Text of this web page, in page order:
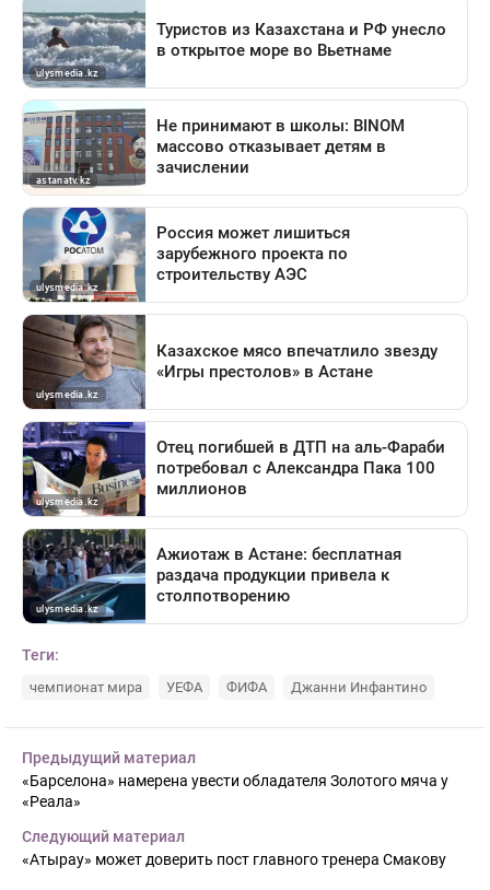
Теги:
чемпионат мира УЕФА ФИФА Джанни Инфантино
Предыдущий материал
«Барселона» намерена увести обладателя Золотого мяча у
«Реала»
Следующий материал
«Атырау» может доверить пост главного тренера Смакову